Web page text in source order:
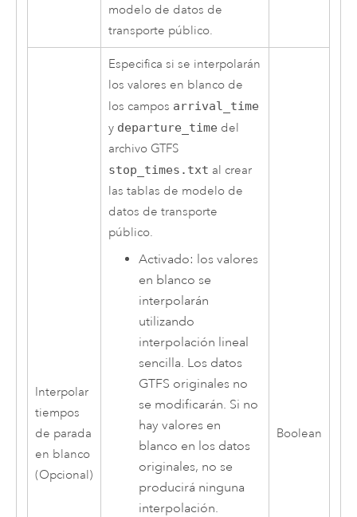
modelo de datos de
transporte público.
Interpolar
tiempos
de parada
en blanco
(Opcional)
Especifica si se interpolarán
los valores en blanco de
los campos arrival_time
y departure_time del
archivo GTFS
stop_times.txt al crear
las tablas de modelo de
datos de transporte
público.
Activado: los valores
en blanco se
interpolarán
utilizando
interpolación lineal
sencilla. Los datos
GTFS originales no
se modificarán. Si no
hay valores en
blanco en los datos
originales, no se
producirá ninguna
interpolación.
Boolean